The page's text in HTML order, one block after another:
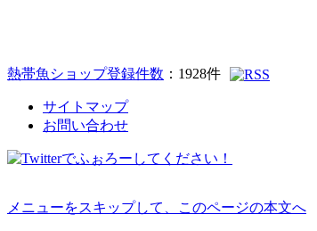
熱帯魚ショップ登録件数 ： 1928件
サイトマップ
お問い合わせ
メニューをスキップして、このページの本文へ